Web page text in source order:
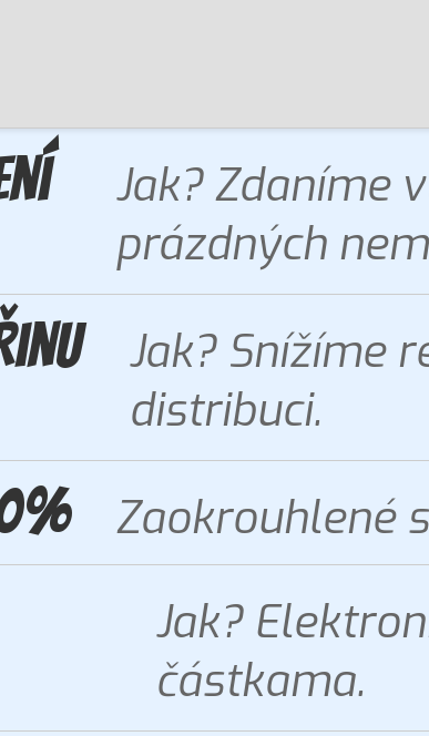
Jak? Zdaníme
prázdných
Jak? Snížíme
distribuci.
Zaokrouhlené
Jak?
částkama.